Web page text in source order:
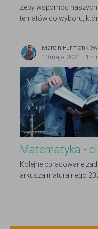
Żeby wspomóc
tematów do wyboru,
Marcin
10 maja 2021 - 1
Matematyka -
Kolejne opracowane
arkusza maturalnego